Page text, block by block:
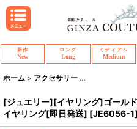
新作
New
ロング
Long
ミディアム
Medium
ホーム > アクセサリー >
[ジュエリー][イヤリング]ゴール
イヤリング[即日発送] [JE6056-1]